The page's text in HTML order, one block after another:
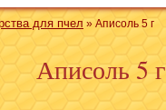
для пчел » Аписоль 5 г
Аписоль 5 г